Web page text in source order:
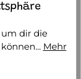
um dir die
Mehr